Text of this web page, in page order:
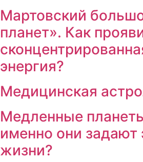
Мартовский
планет». Как
энергия?
Медицинская
Медленные
именно они задают
жизни?